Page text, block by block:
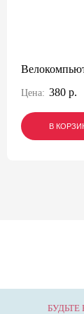
Цена: 380 р.
В
В
В
БУДЬТЕ